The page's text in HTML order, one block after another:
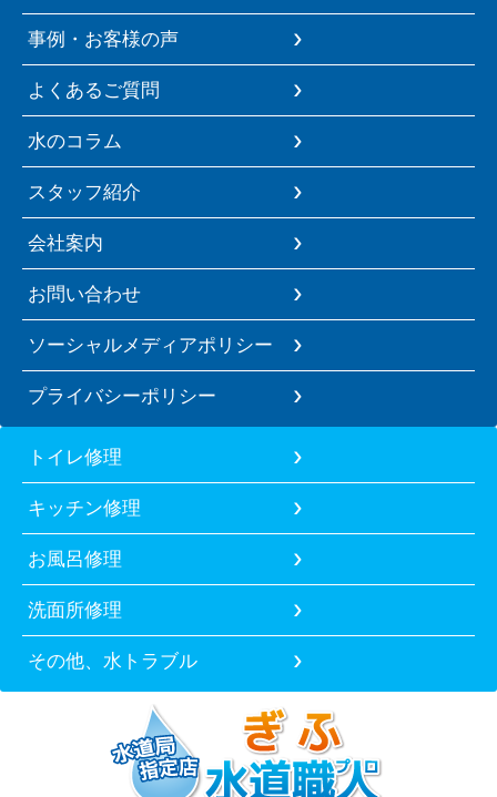
事例・お客様の声
よくあるご質問
水のコラム
スタッフ紹介
会社案内
お問い合わせ
ソーシャルメディアポリシー
プライバシーポリシー
トイレ修理
キッチン修理
お風呂修理
洗面所修理
その他、水トラブル